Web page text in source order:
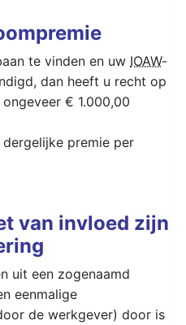
te vinden en uw IOAW-
dan heeft u recht op
€ 1.000,00
premie per
van invloed zijn
uit een zogenaamd
eenmalige
de werkgever) door is